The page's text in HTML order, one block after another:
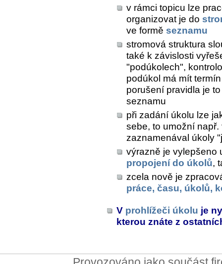
v rámci topicu lze
organizovat je do
ve formě seznamu
stromová struktura
také k závislosti
"podúkolech",
podúkol má mít
porušení pravidla je
seznamu
při zadání úkolu lze
sebe, to umožní
zaznamenával úkoly
výrazně je vylepšeno
propojení do úkolů,
zcela nově je
práce, času, úkolů,
V prohlížeči úkolu je
kterou znáte z